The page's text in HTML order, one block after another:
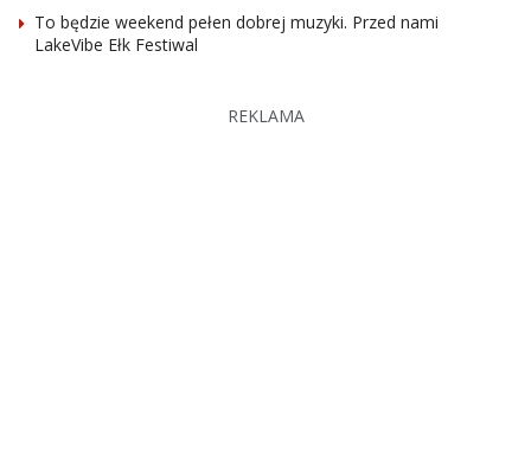
To będzie weekend pełen dobrej muzyki. Przed nami
LakeVibe Ełk Festiwal
REKLAMA